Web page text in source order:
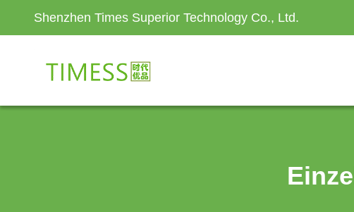
Shenzhen Times Superior Technology Co., Ltd.